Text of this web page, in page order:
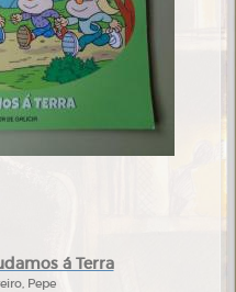
á Terra
Pepe